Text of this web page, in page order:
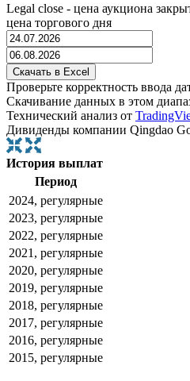
Legal close - цена аукциона
цена торгового дня
Проверьте корректность ввода
Скачивание данных в этом
Технический анализ от
Дивиденды компании Qingdao
История выплат
Период
2024, регулярные
2023, регулярные
2022, регулярные
2021, регулярные
2020, регулярные
2019, регулярные
2018, регулярные
2017, регулярные
2016, регулярные
2015, регулярные